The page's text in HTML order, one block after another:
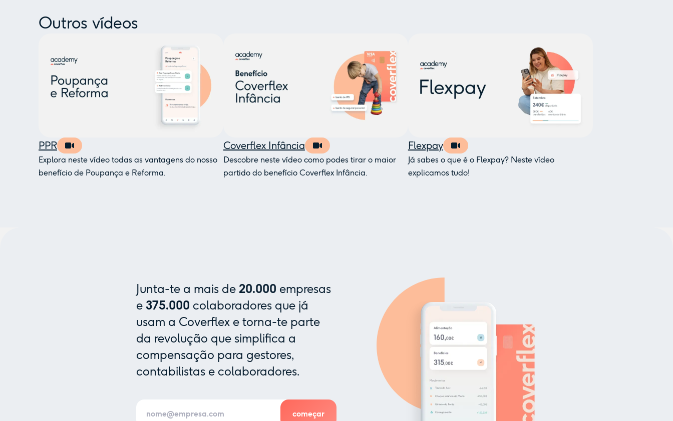
Outros vídeos
PPR
Explora neste vídeo todas as vantagens do nosso
benefício de Poupança e Reforma.
Coverflex Infância
Descobre neste vídeo como podes tirar o maior
partido do benefício Coverflex Infância.
Flexpay
Já sabes o que é o Flexpay? Neste vídeo
explicamos tudo!
Junta-te a mais de 20.000 empresas
e 375.000 colaboradores que já
usam a Coverflex e torna-te parte
da revolução que simplifica a
compensação para gestores,
contabilistas e colaboradores.